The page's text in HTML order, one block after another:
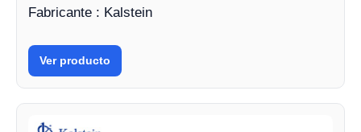
Fabricante : Kalstein
Ver producto